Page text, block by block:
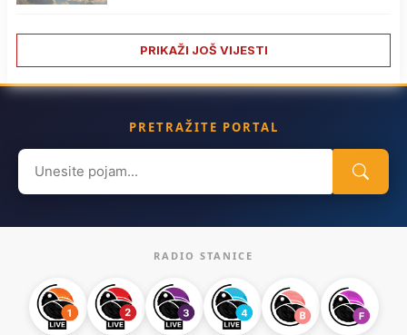
PRIKAŽI JOŠ VIJESTI
PRETRAŽITE PORTAL
Search
for:
RADIO STANICE